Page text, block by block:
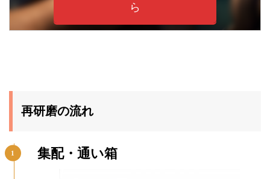
ら
再研磨の流れ
集配・通い箱